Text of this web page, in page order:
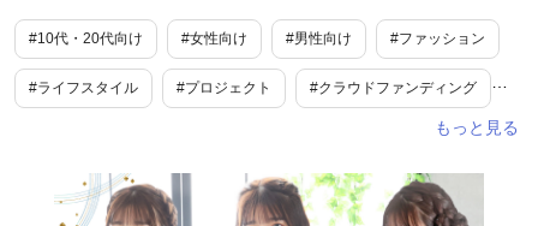
#10代・20代向け #女性向け #男性向け #ファッション
#ライフスタイル #プロジェクト #クラウドファンディング